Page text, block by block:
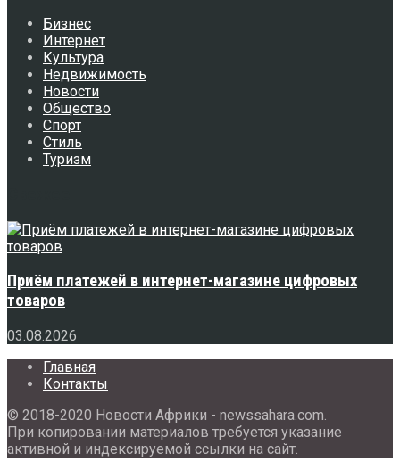
Бизнес
Интернет
Культура
Недвижимость
Новости
Общество
Спорт
Стиль
Туризм
Приём платежей в интернет-магазине цифровых
товаров
03.08.2026
Главная
Контакты
© 2018-2020 Новости Африки - newssahara.com.
При копировании материалов требуется указание
активной и индексируемой ссылки на сайт.